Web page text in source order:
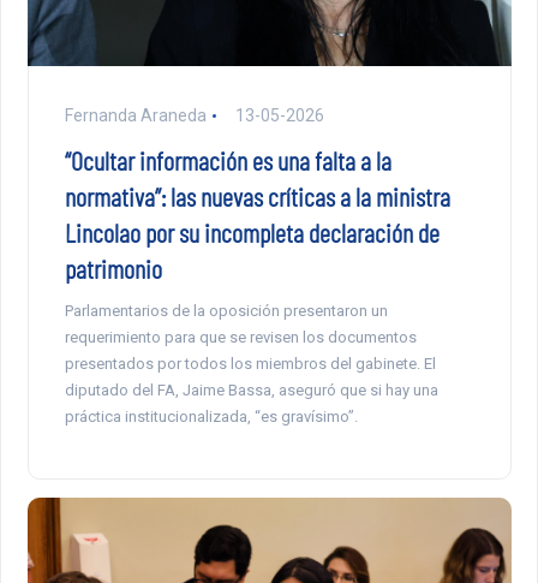
Fernanda Araneda 13-05-2026
“Ocultar información es una falta a la
normativa”: las nuevas críticas a la ministra
Lincolao por su incompleta declaración de
patrimonio
Parlamentarios de la oposición presentaron un
requerimiento para que se revisen los documentos
presentados por todos los miembros del gabinete. El
diputado del FA, Jaime Bassa, aseguró que si hay una
práctica institucionalizada, “es gravísimo”.